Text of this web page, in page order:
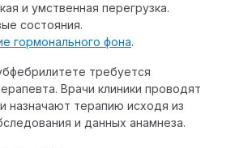
и умственная перегрузка.
состояния.
гормонального фона.
требуется
Врачи клиники проводят
назначают терапию исходя из
и данных анамнеза.